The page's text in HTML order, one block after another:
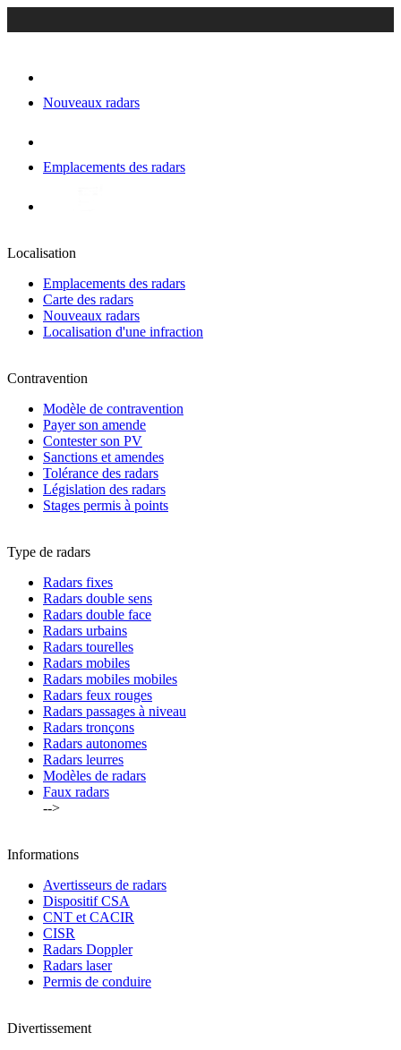
Nouveaux radars
Emplacements des radars
Localisation
Emplacements des radars
Carte des radars
Nouveaux radars
Localisation d'une infraction
Contravention
Modèle de contravention
Payer son amende
Contester son PV
Sanctions et amendes
Tolérance des radars
Législation des radars
Stages permis à points
Type de radars
Radars fixes
Radars double sens
Radars double face
Radars urbains
Radars tourelles
Radars mobiles
Radars mobiles mobiles
Radars feux rouges
Radars passages à niveau
Radars tronçons
Radars autonomes
Radars leurres
Modèles de radars
Faux radars
-->
Informations
Avertisseurs de radars
Dispositif CSA
CNT et CACIR
CISR
Radars Doppler
Radars laser
Permis de conduire
Divertissement